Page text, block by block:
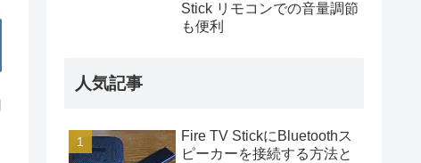
Stick リモコンでの音量調節
も便利
人気記事
Fire TV StickにBluetoothス
ピーカーを接続する方法と